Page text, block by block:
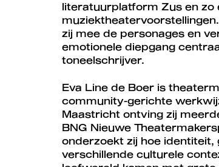
literatuurplatform Zus en zo
zij mee de personages en
emotionele diepgang
toneelschrijver.
Eva Line de Boer is
community-gerichte
Maastricht ontving zij
BNG Nieuwe
onderzoekt zij hoe
verschillende culturele